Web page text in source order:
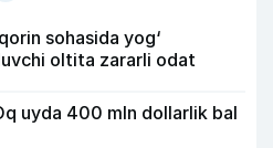
sohasida yog‘
oltita zararli odat
uyda 400 mln dollarlik bal